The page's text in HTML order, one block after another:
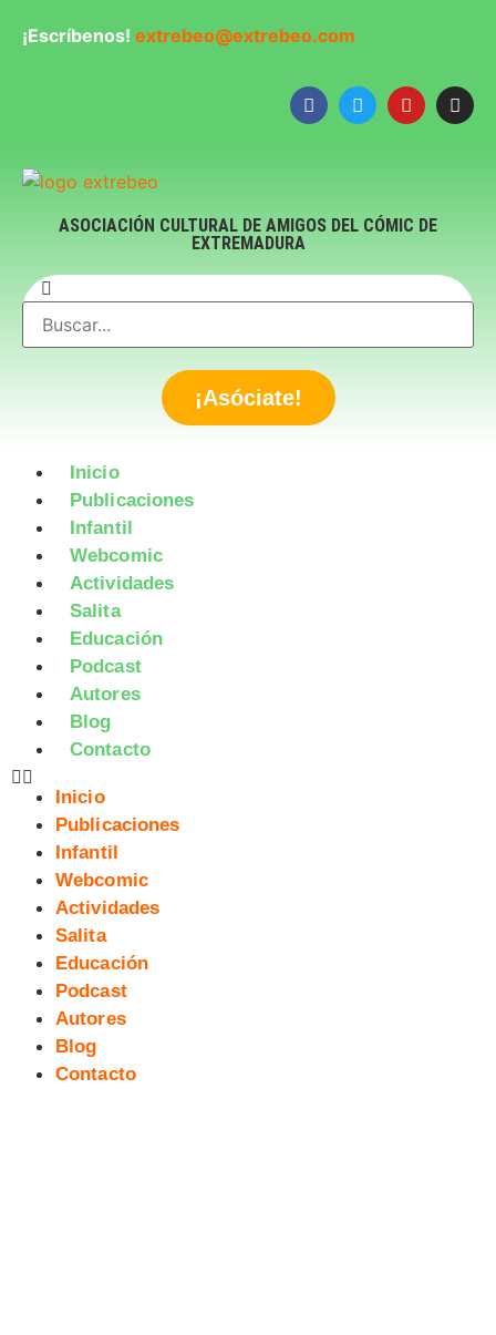
¡Escríbenos! extrebeo@extrebeo.com
ASOCIACIÓN CULTURAL DE AMIGOS DEL CÓMIC DE
EXTREMADURA
¡Asóciate!
Inicio
Publicaciones
Infantil
Webcomic
Actividades
Salita
Educación
Podcast
Autores
Blog
Contacto
Inicio
Publicaciones
Infantil
Webcomic
Actividades
Salita
Educación
Podcast
Autores
Blog
Contacto